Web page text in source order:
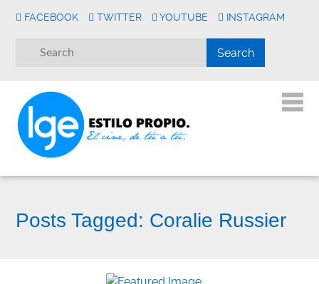
FACEBOOK TWITTER YOUTUBE INSTAGRAM
Posts Tagged: Coralie Russier